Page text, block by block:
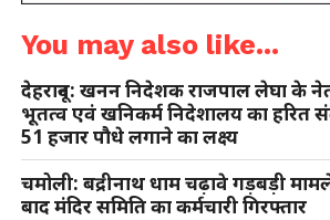
You may also like...
देहरादून: खनन निदेशक राजपाल लेघा के
भूतत्व एवं खनिकर्म निदेशालय का हरित
51 हजार पौधे लगाने का लक्ष्य
चमोली: बद्रीनाथ धाम चढ़ावे गड़बड़ी
बाद मंदिर समिति का कर्मचारी गिरफ्तार